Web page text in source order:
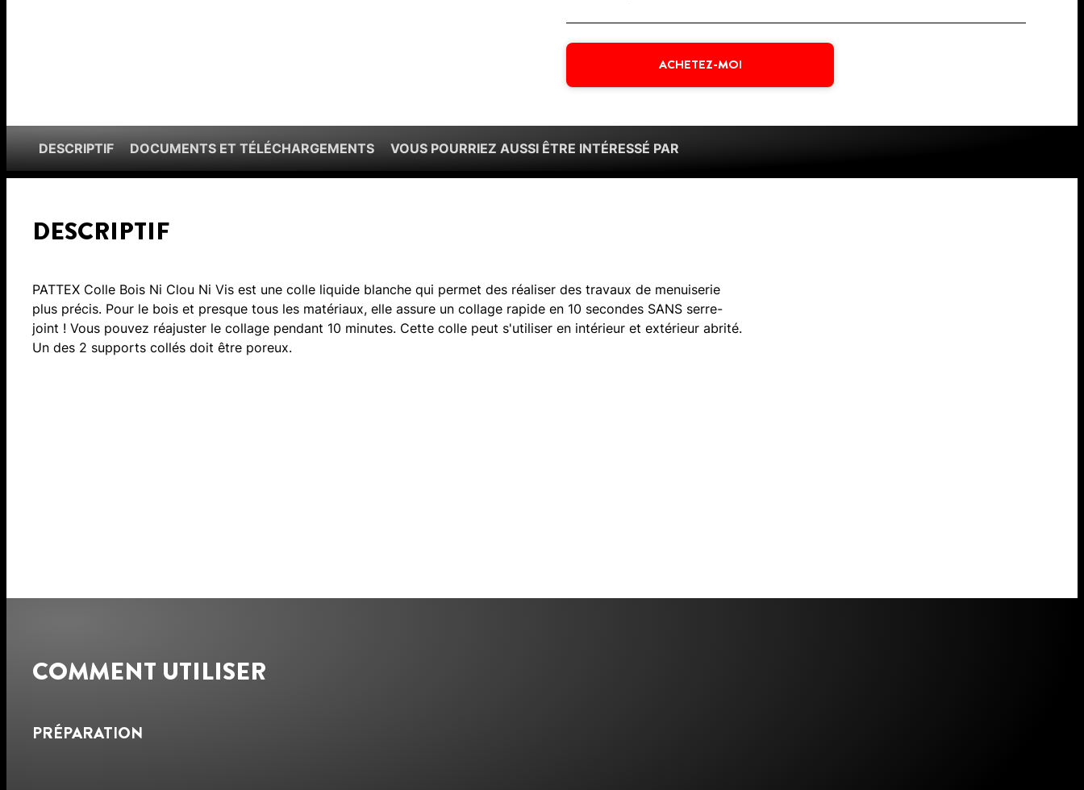
ACHETEZ-MOI
DESCRIPTIF DOCUMENTS ET TÉLÉCHARGEMENTS VOUS POURRIEZ AUSSI ÊTRE INTÉRESSÉ PAR
DESCRIPTIF
PATTEX Colle Bois Ni Clou Ni Vis est une colle liquide blanche qui permet des réaliser des travaux de menuiserie
plus précis. Pour le bois et presque tous les matériaux, elle assure un collage rapide en 10 secondes SANS serre-
joint ! Vous pouvez réajuster le collage pendant 10 minutes. Cette colle peut s'utiliser en intérieur et extérieur abrité.
Un des 2 supports collés doit être poreux.
COMMENT UTILISER
PRÉPARATION